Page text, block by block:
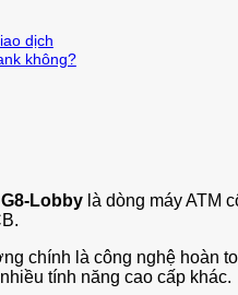
dịch
không?
Lobby là dòng máy ATM
chính là công nghệ hoàn
tính năng cao cấp khác.